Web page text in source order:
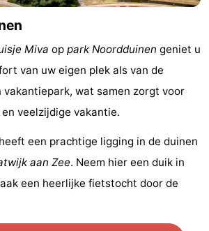
Miva op park Noordduinen geniet u
van uw eigen plek als van de
wat samen zorgt voor
veelzijdige vakantie.
heeft een prachtige ligging in de duinen
aan Zee. Neem hier een duik in
een heerlijke fietstocht door de